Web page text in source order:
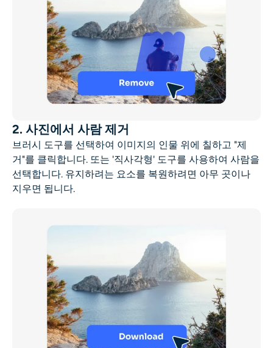
2. 사진에서 사람 제거
브러시 도구를 선택하여 이미지의 인물 위에 칠하고 "제
거"를 클릭합니다. 또는 '직사각형' 도구를 사용하여 사람을
선택합니다. 유지하려는 요소를 복원하려면 아무 곳이나
지우면 됩니다.